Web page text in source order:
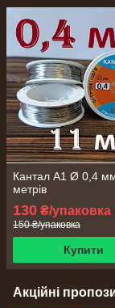
Кантал А1 Ø 0,4
метрів
130 ₴/упаковка
150 ₴/упаковка
Купити
Акційні